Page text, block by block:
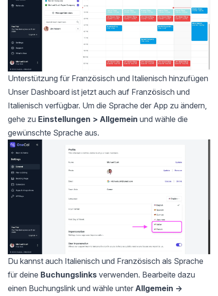
Unterstützung für Französisch und Italienisch hinzufügen
Unser Dashboard ist jetzt auch auf Französisch und
Italienisch verfügbar. Um die Sprache der App zu ändern,
gehe zu Einstellungen > Allgemein und wähle die
gewünschte Sprache aus.
Du kannst auch Italienisch und Französisch als Sprache
für deine Buchungslinks verwenden. Bearbeite dazu
einen Buchungslink und wähle unter Allgemein →